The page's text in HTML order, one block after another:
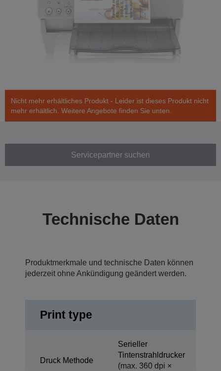
Nicht mehr erhältliches Produkt - Leider ist dieses Produkt nicht
mehr erhältlich. Weitere Angebote finden Sie unten.
Servicepartner suchen
Technische Daten
Produktmerkmale und technische Daten können
jederzeit ohne Ankündigung geändert werden.
Print type
Druck Methode
Serieller
Tintenstrahldrucker
(max. 360 dpi ×